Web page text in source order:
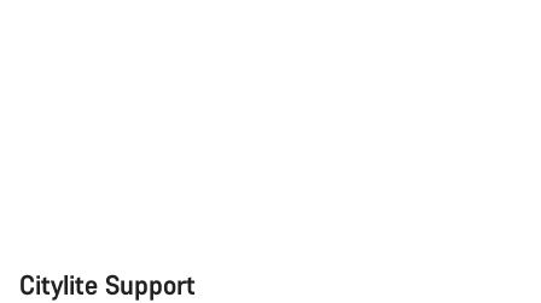
Citylite Support